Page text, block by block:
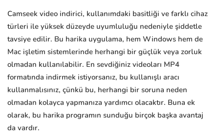
Camseek video indirici, kullanımdaki basitliği ve farklı cihaz
türleri ile yüksek düzeyde uyumluluğu nedeniyle şiddetle
tavsiye edilir. Bu harika uygulama, hem Windows hem de
Mac işletim sistemlerinde herhangi bir güçlük veya zorluk
olmadan kullanılabilir. En sevdiğiniz videoları MP4
formatında indirmek istiyorsanız, bu kullanışlı aracı
kullanmalısınız, çünkü bu, herhangi bir soruna neden
olmadan kolayca yapmanıza yardımcı olacaktır. Buna ek
olarak, bu harika programın sunduğu birçok başka avantaj
da vardır.